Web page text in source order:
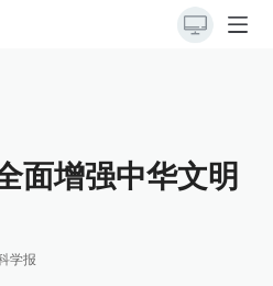
面增强中华文明
学报